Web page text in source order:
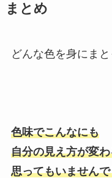
まとめ
どんな色を身にまと
色味でこんなにも
自分の見え方が変
思ってもいません